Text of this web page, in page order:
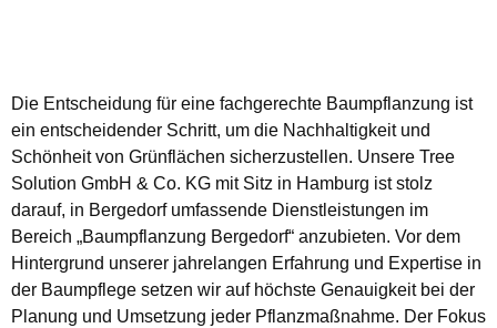
Die Entscheidung für eine fachgerechte Baumpflanzung ist
ein entscheidender Schritt, um die Nachhaltigkeit und
Schönheit von Grünflächen sicherzustellen. Unsere Tree
Solution GmbH & Co. KG mit Sitz in Hamburg ist stolz
darauf, in Bergedorf umfassende Dienstleistungen im
Bereich „Baumpflanzung Bergedorf“ anzubieten. Vor dem
Hintergrund unserer jahrelangen Erfahrung und Expertise in
der Baumpflege setzen wir auf höchste Genauigkeit bei der
Planung und Umsetzung jeder Pflanzmaßnahme. Der Fokus